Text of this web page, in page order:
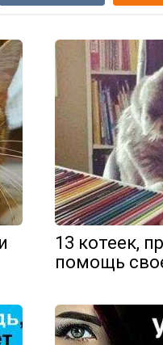
13 котеек,
помощь